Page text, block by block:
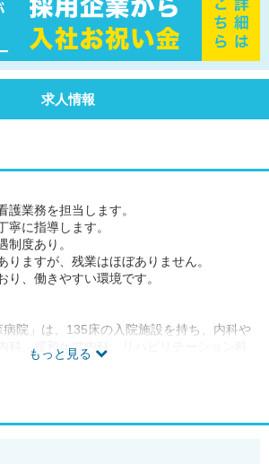
求人情報
もっと見る
護業務を担当します。
寧に指導します。
制度あり。
りますが、残業はほぼありません。
り、働きやすい環境です。
病院」は、135床の入院施設を持ち、内科や
科、緩和ケア内科、リハビリテーション科
ける環境を整え、丁寧に指導します。
す！